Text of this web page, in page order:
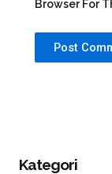
Browser For
Kategori